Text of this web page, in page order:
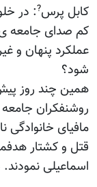
کابل پرس?: در
کم صدای جامعه ی
عملکرد پنهان و
شود؟
همین چند روز
روشنفکران جامعه
مافیای خانوادگی
قتل و کشتار
اسماعیلی